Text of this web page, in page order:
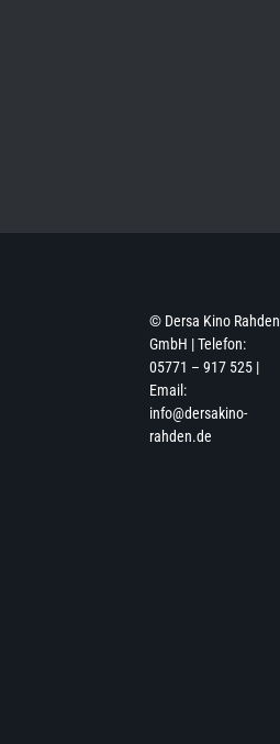
© Dersa Kino Rahden
GmbH | Telefon:
05771 – 917 525 |
Email:
info@dersakino-
rahden.de